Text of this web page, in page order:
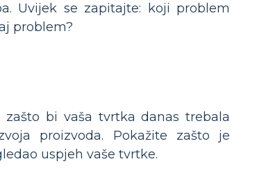
Uvijek se zapitajte: koji problem
problem?
bi vaša tvrtka danas trebala
proizvoda. Pokažite zašto je
uspjeh vaše tvrtke.